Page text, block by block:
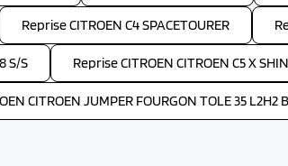
Reprise CITROEN C4 SPACETOURER
S/S Reprise CITROEN CITROEN C5 X
CITROEN JUMPER FOURGON TOLE 35 L2H2